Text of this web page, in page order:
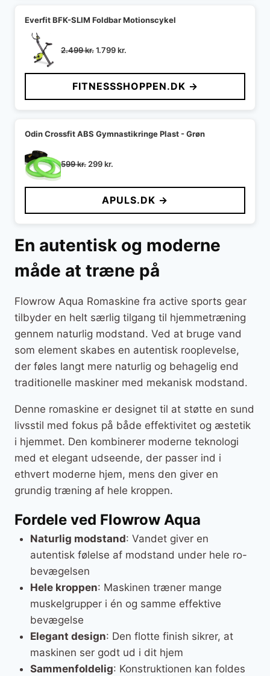
Everfit BFK-SLIM Foldbar Motionscykel
2.499kr.Den
pris
var:
2.499 kr..
1.799kr.
pris
er:
1.799 kr..
FITNESSSHOPPEN.DK →
Odin Crossfit ABS Gymnastikringe Plast - Grøn
599kr. Den
pris
599 kr..
299kr.
pris
er:
299 kr..
APULS.DK →
En autentisk og moderne
måde at træne på
Flowrow Aqua Romaskine fra active sports gear
tilbyder en helt særlig tilgang til hjemmetræning
gennem naturlig modstand. Ved at bruge vand
som element skabes en autentisk rooplevelse,
der føles langt mere naturlig og behagelig end
traditionelle maskiner med mekanisk modstand.
Denne romaskine er designet til at støtte en sund
livsstil med fokus på både effektivitet og æstetik
i hjemmet. Den kombinerer moderne teknologi
med et elegant udseende, der passer ind i
ethvert moderne hjem, mens den giver en
grundig træning af hele kroppen.
Fordele ved Flowrow Aqua
Naturlig modstand: Vandet giver en
autentisk følelse af modstand under hele ro-
bevægelsen
Hele kroppen: Maskinen træner mange
muskelgrupper i én og samme effektive
bevægelse
Elegant design: Den flotte finish sikrer, at
maskinen ser godt ud i dit hjem
Sammenfoldelig: Konstruktionen kan foldes